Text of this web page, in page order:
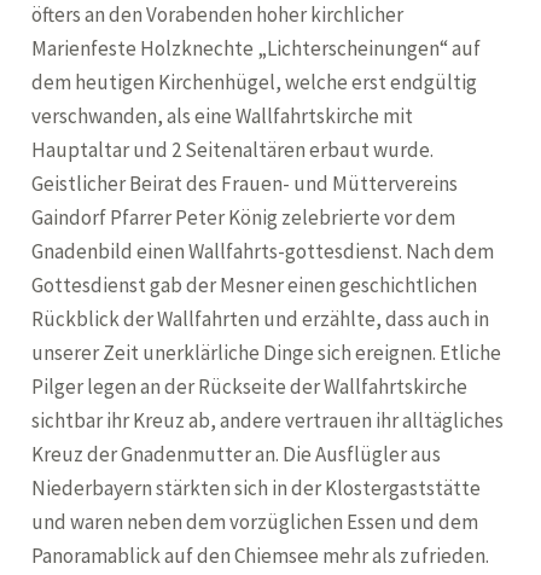
öfters an den Vorabenden hoher kirchlicher
Marienfeste Holzknechte „Lichterscheinungen“ auf
dem heutigen Kirchenhügel, welche erst endgültig
verschwanden, als eine Wallfahrtskirche mit
Hauptaltar und 2 Seitenaltären erbaut wurde.
Geistlicher Beirat des Frauen- und Müttervereins
Gaindorf Pfarrer Peter König zelebrierte vor dem
Gnadenbild einen Wallfahrts-gottesdienst. Nach dem
Gottesdienst gab der Mesner einen geschichtlichen
Rückblick der Wallfahrten und erzählte, dass auch in
unserer Zeit unerklärliche Dinge sich ereignen. Etliche
Pilger legen an der Rückseite der Wallfahrtskirche
sichtbar ihr Kreuz ab, andere vertrauen ihr alltägliches
Kreuz der Gnadenmutter an. Die Ausflügler aus
Niederbayern stärkten sich in der Klostergaststätte
und waren neben dem vorzüglichen Essen und dem
Panoramablick auf den Chiemsee mehr als zufrieden.